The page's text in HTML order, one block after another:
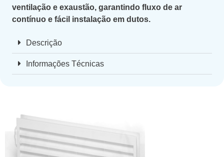
ventilação e exaustão, garantindo fluxo de ar
contínuo e fácil instalação em dutos.
Descrição
Informações Técnicas